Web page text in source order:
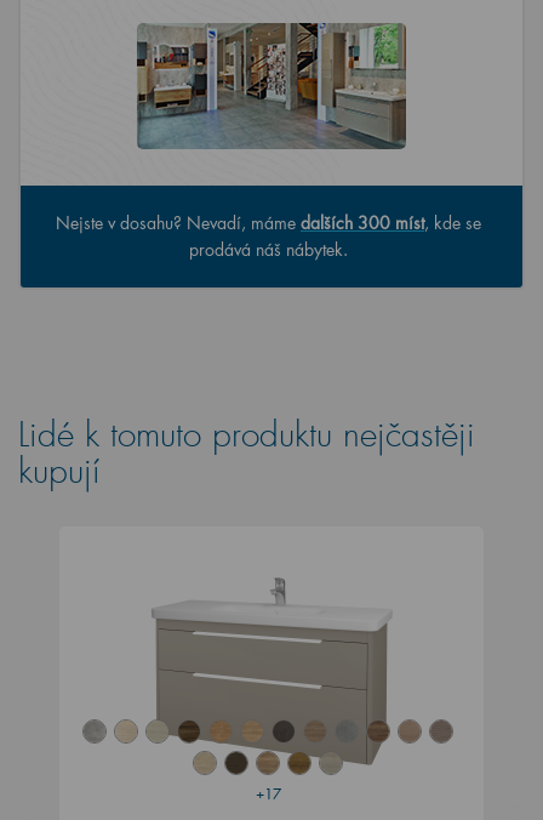
Nejste v dosahu? Nevadí, máme dalších 300 míst, kde se
prodává náš nábytek.
Lidé k tomuto produktu nejčastěji
kupují
+17